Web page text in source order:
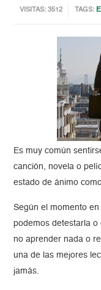
VISITAS: 3512 TAGS:
Es muy común
canción, novela o
estado de ánimo
Según el momento
podemos detestarla o
no aprender nada o
una de las mejores
jamás.